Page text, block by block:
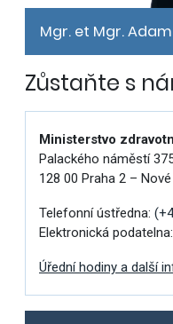
Mgr. et Mgr.
Zůstaňte s
Ministerstvo
Palackého náměstí
128 00 Praha 2 –
Telefonní ústředna:
Elektronická podatelna:
Úřední hodiny a další